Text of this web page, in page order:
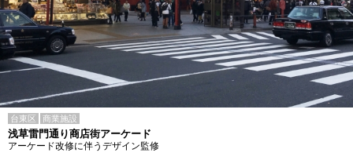
台東区 商業施設
浅草雷門通り商店街アーケード
アーケード改修に伴うデザイン監修